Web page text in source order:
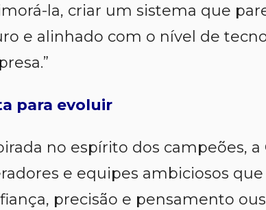
la, criar um sistema que
e alinhado com o nível de
.”
para evoluir
no espírito dos campeões, a
e equipes ambiciosos
precisão e pensamento